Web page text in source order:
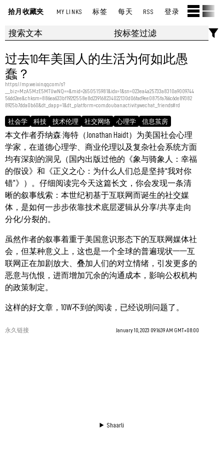
拾月收藏夹 MY LINKS 标签 每天 RSS 登录
过去10年美国人的生活为何如此愚
蠢？
https://mp.weixin.qq.com/s?
__biz=MzA5MzE5MTUwNQ==&mid=2650515981&idx=1&sn=023ea4a25733a8310a9009744
56dd2ee&chksm=886ea633bf192f2558e8d239168234022130d06fad9ee0875fa766c6de89382
8925b7dda0b60&dt_dapp=1&dt_platform=com.douban.activity.wechat_friends#rd
社会学 科技 技术伦理 社交网络 心理学 信息茧房
本文作者乔纳森·海特（Jonathan Haidt）为美国社会心理
学家，在道德心理学、商业伦理以及复杂社会系统方面
均有深刻的洞见（国内出版过他的《象与骑象人：幸福
的假设》和《正义之心：为什么人们总是坚持“我对你
错”》）。仔细阅读完今天这篇长文，你会发现一条清
晰的叙事线索：本世纪初基于互联网而诞生的社交媒
体，是如何一步步依靠技术底层逻辑从分享/共享走向
分化/分裂的。
虽然作者的叙事着重于美国意识形态下的互联网媒体社
会，但某种意义上，这也是一个全球的普遍现状——互
联网正在加剧放大、叠加人们的对立情绪，引发更多的
恶意与仇恨，进而增加冗余的沟通成本，影响公权机构
的政策制定。
这样的好文章，10W不到的阅读，已经说明问题了。
永久链接 January 10, 2023 09:16:39 AM GMT+08:00
Shaarli